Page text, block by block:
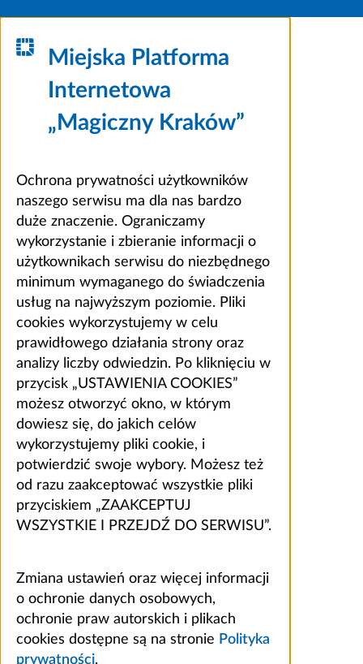
Miejska Platforma
Internetowa
„Magiczny Kraków”
Ochrona prywatności użytkowników
naszego serwisu ma dla nas bardzo
duże znaczenie. Ograniczamy
wykorzystanie i zbieranie informacji o
użytkownikach serwisu do niezbędnego
minimum wymaganego do świadczenia
usług na najwyższym poziomie. Pliki
cookies wykorzystujemy w celu
prawidłowego działania strony oraz
analizy liczby odwiedzin. Po kliknięciu w
przycisk „USTAWIENIA COOKIES”
możesz otworzyć okno, w którym
dowiesz się, do jakich celów
wykorzystujemy pliki cookie, i
potwierdzić swoje wybory. Możesz też
od razu zaakceptować wszystkie pliki
przyciskiem „ZAAKCEPTUJ
WSZYSTKIE I PRZEJDŹ DO SERWISU”.
Zmiana ustawień oraz więcej informacji
o ochronie danych osobowych,
ochronie praw autorskich i plikach
cookies dostępne są na stronie Polityka
prywatności.